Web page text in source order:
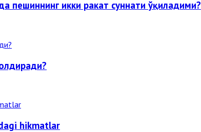
икки ракат суннати ўқиладими?
hikmatlar